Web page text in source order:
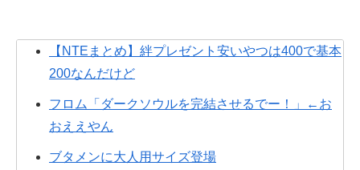
【NTEまとめ】絆プレゼント安いやつは400で基本
200なんだけど
フロム「ダークソウルを完結させるでー！」←お
おええやん
ブタメンに大人用サイズ登場